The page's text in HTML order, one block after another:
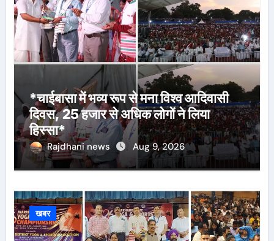
*चाईबासा में भव्य रूप से मना विश्व आदिवासी
दिवस, 25 हजार से अधिक लोगों ने लिया
हिस्सा*
Rajdhani news Aug 9, 2026
खबर